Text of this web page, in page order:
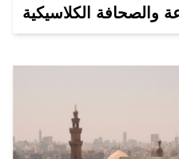
والصحافة الكلاسيكية